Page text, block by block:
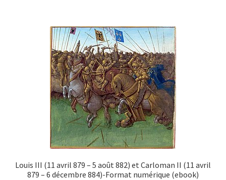
Louis III (11 avril 879 – 5 août 882) et Carloman II (11 avril
879 – 6 décembre 884)-Format numérique (ebook)